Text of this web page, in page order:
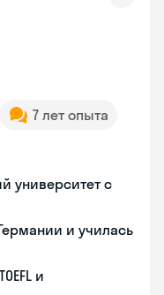
7 лет опыта
университет с
и училась
и